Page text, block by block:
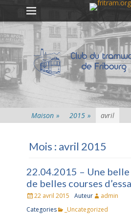
Passer
contenu
Premier menu
Maison » 2015 » avril
Mois : avril 2015
22.04.2015 – Une
de belles courses
Posté22 avril 2015 Auteur
admin
Categories
_Uncategorized